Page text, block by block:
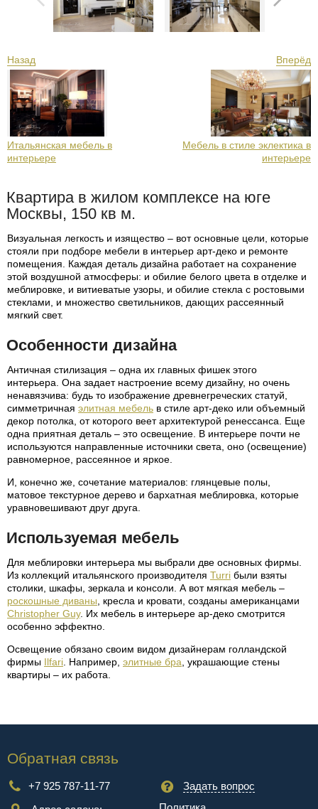
Назад
Итальянская мебель в
интерьере
Вперёд
Мебель в стиле эклектика в
интерьере
Квартира в жилом комплексе на юге
Москвы, 150 кв м.
Визуальная легкость и изящество – вот основные цели, которые
стояли при подборе мебели в интерьер арт-деко и ремонте
помещения. Каждая деталь дизайна работает на сохранение
этой воздушной атмосферы: и обилие белого цвета в отделке и
меблировке, и витиеватые узоры, и обилие стекла с ростовыми
стеклами, и множество светильников, дающих рассеянный
мягкий свет.
Особенности дизайна
Античная стилизация – одна их главных фишек этого
интерьера. Она задает настроение всему дизайну, но очень
ненавязчива: будь то изображение древнегреческих статуй,
симметричная элитная мебель в стиле арт-деко или объемный
декор потолка, от которого веет архитектурой ренессанса. Еще
одна приятная деталь – это освещение. В интерьере почти не
используются направленные источники света, оно (освещение)
равномерное, рассеянное и яркое.
И, конечно же, сочетание материалов: глянцевые полы,
матовое текстурное дерево и бархатная меблировка, которые
уравновешивают друг друга.
Используемая мебель
Для меблировки интерьера мы выбрали две основных фирмы.
Из коллекций итальянского производителя Turri были взяты
столики, шкафы, зеркала и консоли. А вот мягкая мебель –
роскошные диваны , кресла и кровати, созданы американцами
Christopher Guy. Их мебель в интерьере ар-деко смотрится
особенно эффектно.
Освещение обязано своим видом дизайнерам голландской
фирмы Ilfari . Например, элитные бра , украшающие стены
квартиры – их работа.
Обратная связь
+7 925 787-11-77
Задать вопрос